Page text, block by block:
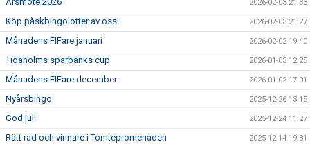
2026-02-03 21:33
Köp påskbingolotter av oss! 2026-02-03 21:27
Månadens FIFare januari 2026-02-02 19:40
Tidaholms sparbanks cup 2026-01-03 12:25
Månadens FIFare december 2026-01-02 17:01
Nyårsbingo 2025-12-26 13:15
God jul! 2025-12-24 11:27
Rätt rad och vinnare i Tomtepromenaden 2025-12-14 19:31